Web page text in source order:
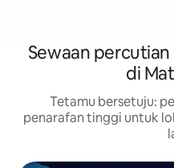
Sewaan
di
Tetamu bersetuju:
penarafan tinggi untuk